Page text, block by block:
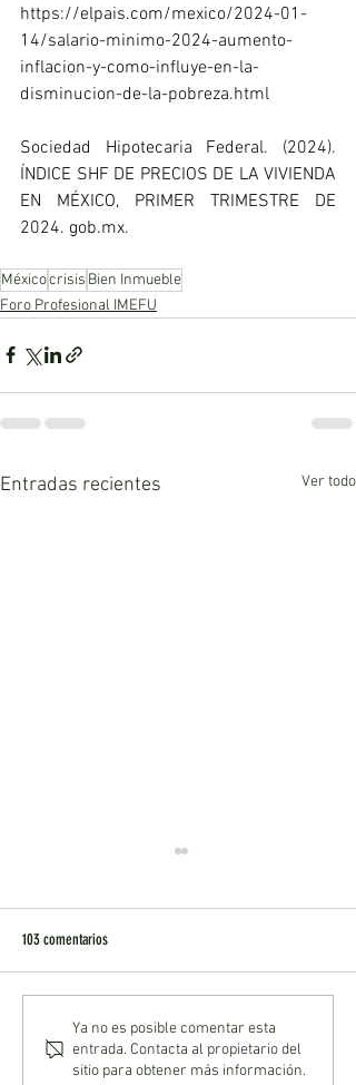
https://elpais.com/mexico/2024-01-
14/salario-minimo-2024-aumento-
inflacion-y-como-influye-en-la-
disminucion-de-la-pobreza.html
Sociedad Hipotecaria Federal. (2024).
ÍNDICE SHF DE PRECIOS DE LA VIVIENDA
EN MÉXICO, PRIMER TRIMESTRE DE
2024. gob.mx.
Méxicocrisis Bien Inmueble
Foro Profesional IMEFU
Entradas recientes Ver todo
Foro de Investigación 2021-09: Día
de Muertos y Halloween de la
pesadilla al terror económico
103 comentarios
Ya no es posible comentar esta
entrada. Contacta al propietario del
sitio para obtener más información.